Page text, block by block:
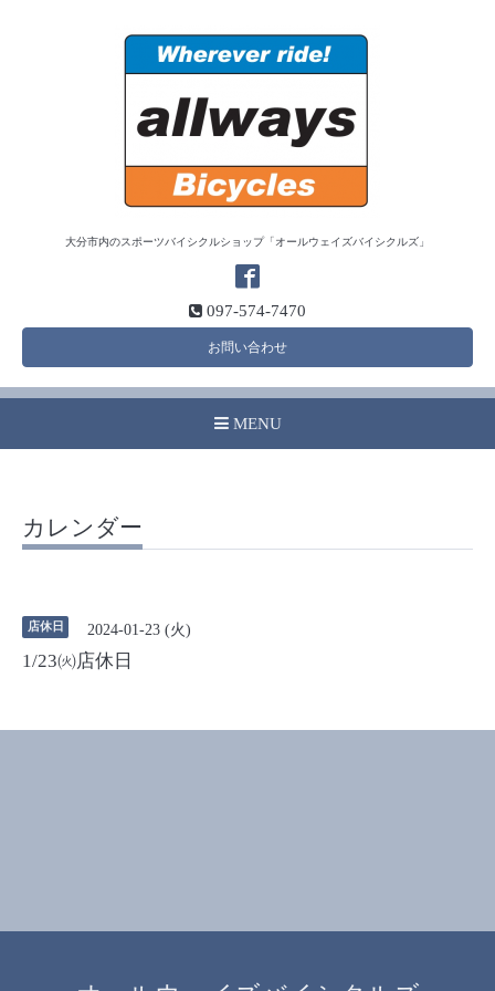
大分市内のスポーツバイシクルショップ「オールウェイズバイシクルズ」
097-574-7470
お問い合わせ
MENU
カレンダー
店休日 2024-01-23 (火)
1/23㈫店休日